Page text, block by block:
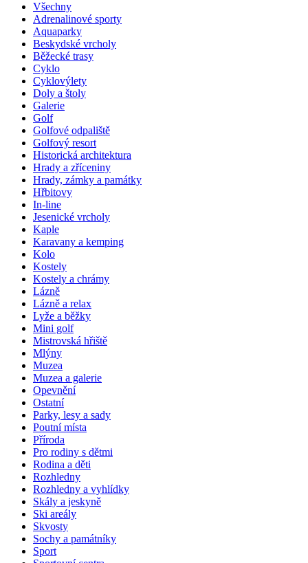
Všechny
Adrenalinové sporty
Aquaparky
Beskydské vrcholy
Běžecké trasy
Cyklo
Cyklovýlety
Doly a štoly
Galerie
Golf
Golfové odpaliště
Golfový resort
Historická architektura
Hrady a zříceniny
Hrady, zámky a památky
Hřbitovy
In-line
Jesenické vrcholy
Kaple
Karavany a kemping
Kolo
Kostely
Kostely a chrámy
Lázně
Lázně a relax
Lyže a běžky
Mini golf
Mistrovská hřiště
Mlýny
Muzea
Muzea a galerie
Opevnění
Ostatní
Parky, lesy a sady
Poutní místa
Příroda
Pro rodiny s dětmi
Rodina a děti
Rozhledny
Rozhledny a vyhlídky
Skály a jeskyně
Ski areály
Skvosty
Sochy a památníky
Sport